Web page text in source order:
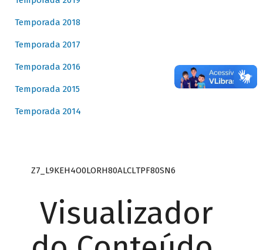
Temporada 2018
Temporada 2017
Temporada 2016
Temporada 2015
Temporada 2014
Z7_L9KEH4O0LORH80ALCLTPF80SN6
Visualizador